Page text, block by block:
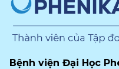
Bệnh viện Đại Học